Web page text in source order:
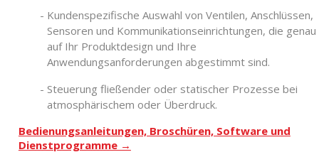
Kundenspezifische Auswahl von Ventilen, Anschlüssen,
Sensoren und Kommunikationseinrichtungen, die genau
auf Ihr Produktdesign und Ihre
Anwendungsanforderungen abgestimmt sind.
Steuerung fließender oder statischer Prozesse bei
atmosphärischem oder Überdruck.
Bedienungsanleitungen, Broschüren, Software und
Dienstprogramme →